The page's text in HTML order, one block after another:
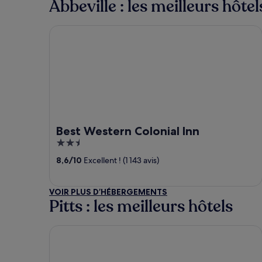
Abbeville : les meilleurs
Best Western Colonial Inn
2.5
out
of
8,6/10 Excellent ! (1 143 avis)
VOIR PLUS D’HÉBERGEMENTS
Pitts : les meilleurs hôtels